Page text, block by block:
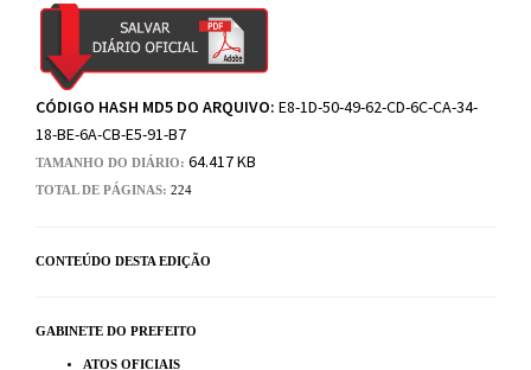
CÓDIGO HASH MD5 DO ARQUIVO: E8-1D-50-49-62-CD-6C-CA-34-
18-BE-6A-CB-E5-91-B7
TAMANHO DO DIÁRIO: 64.417 KB
TOTAL DE PÁGINAS: 224
CONTEÚDO DESTA EDIÇÃO
GABINETE DO PREFEITO
ATOS OFICIAIS